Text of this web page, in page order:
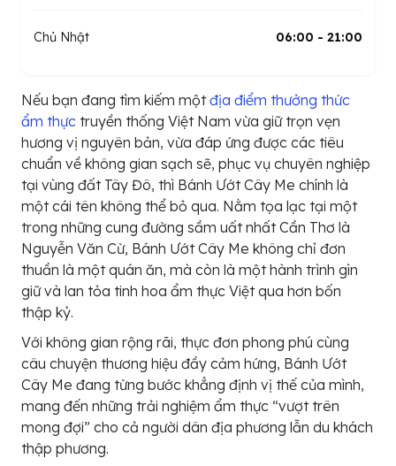
Chủ Nhật 06:00 - 21:00
Nếu bạn đang tìm kiếm mộtđịa điểm thưởng thức
ẩm thực truyền thống Việt Nam vừa giữ trọn vẹn
hương vị nguyên bản, vừa đáp ứng được các tiêu
chuẩn về không gian sạch sẽ, phục vụ chuyên nghiệp
tại vùng đất Tây Đô, thì Bánh Ướt Cây Me chính là
một cái tên không thể bỏ qua. Nằm tọa lạc tại một
trong những cung đường sầm uất nhất Cần Thơ là
Nguyễn Văn Cừ, Bánh Ướt Cây Me không chỉ đơn
thuần là một quán ăn, mà còn là một hành trình gìn
giữ và lan tỏa tinh hoa ẩm thực Việt qua hơn bốn
thập kỷ.
Với không gian rộng rãi, thực đơn phong phú cùng
câu chuyện thương hiệu đầy cảm hứng, Bánh Ướt
Cây Me đang từng bước khẳng định vị thế của mình,
mang đến những trải nghiệm ẩm thực “vượt trên
mong đợi” cho cả người dân địa phương lẫn du khách
thập phương.